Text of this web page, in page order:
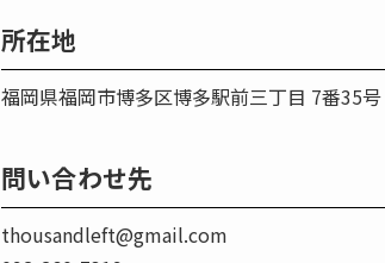
所在地
福岡県福岡市博多区博多駅前三丁目 7番35号
問い合わせ先
thousandleft@gmail.com